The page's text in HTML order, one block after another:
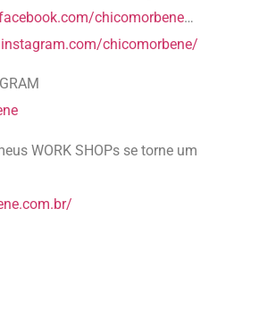
chicomorbene…
chicomorbene/
WORK SHOPs se torne um